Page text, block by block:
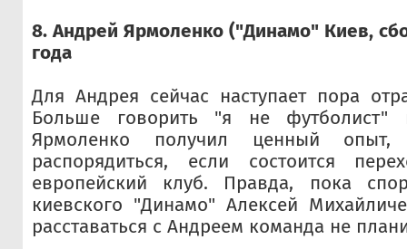
8. Андрей Ярмоленко ("Динамо" Киев,
года
Для Андрея сейчас наступает пора
Больше говорить "я не футболист"
Ярмоленко получил ценный
распорядиться, если состоится
европейский клуб. Правда, пока
киевского "Динамо" Алексей
расставаться с Андреем команда не